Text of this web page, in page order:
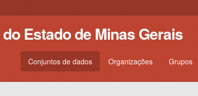
Estado de Minas Gerais
Conjuntos de dados Organizações Grupos